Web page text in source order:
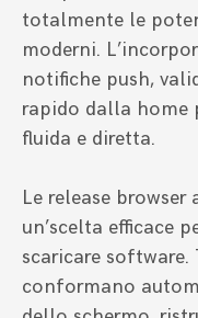
totalmente le
moderni.
notifiche push,
rapido dalla home
fluida e diretta.
Le release
un’scelta efficace
scaricare
conformano